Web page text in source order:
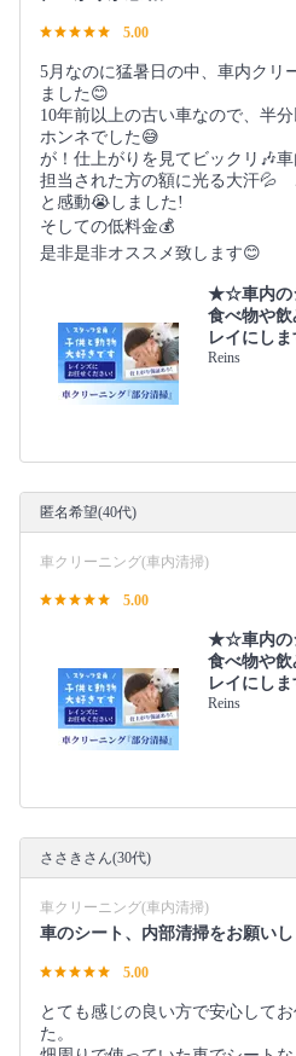
5.00
5月なのに猛暑日の中、車内クリ
ました😊
10年前以上の古い車なので、半
ホンネでした😅
が！仕上がりを見てビックリ🎶
担当された方の額に光る大汗💦
と感動😭しました!
そしての低料金💰️
是非是非オススメ致します😊
★☆車内の
食べ物や
レイにしま
Reins
匿名希望(40代)
車クリーニング(車内清掃)
5.00
★☆車内の
食べ物や
レイにしま
Reins
ささきさん(30代)
車クリーニング(車内清掃)
車のシート、内部清掃をお願いし
5.00
とても感じの良い方で安心して
た。